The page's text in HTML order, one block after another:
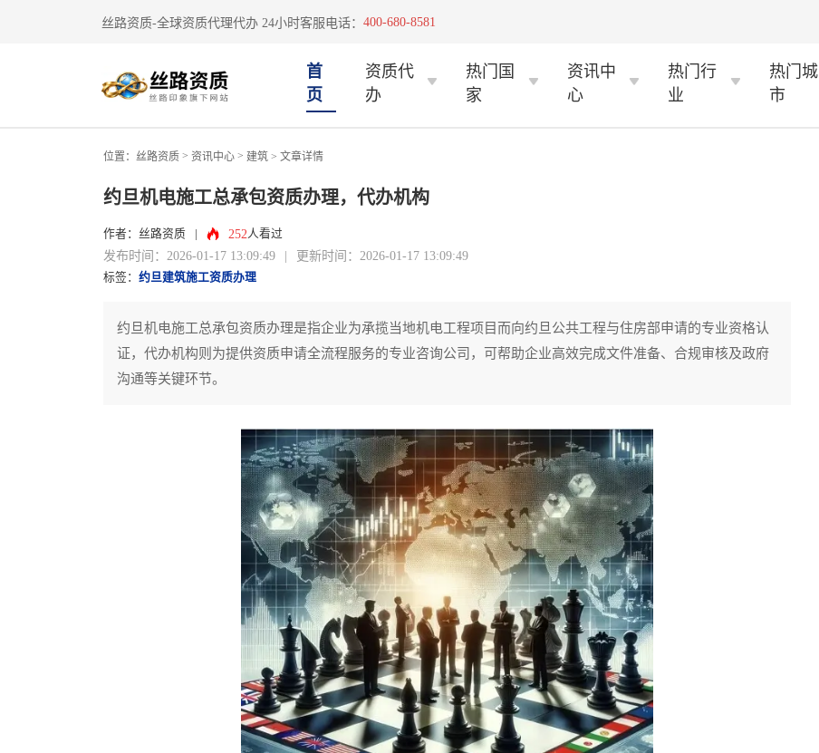
丝路资质-全球资质代理代办 24小时客服电话： 400-680-8581
首
页
资质代
办
热门国
家
资讯中
心
热门行
业
热门城
市
位置： 丝路资质 > 资讯中心 > 建筑 > 文章详情
约旦机电施工总承包资质办理，代办机构
作者：丝路资质 252人看过
发布时间：2026-01-17 13:09:49 | 更新时间：2026-01-17 13:09:49
标签： 约旦建筑施工资质办理
约旦机电施工总承包资质办理是指企业为承揽当地机电工程项目而向约旦公共工程与住房部申请的专业资格认
证，代办机构则为提供资质申请全流程服务的专业咨询公司，可帮助企业高效完成文件准备、合规审核及政府
沟通等关键环节。